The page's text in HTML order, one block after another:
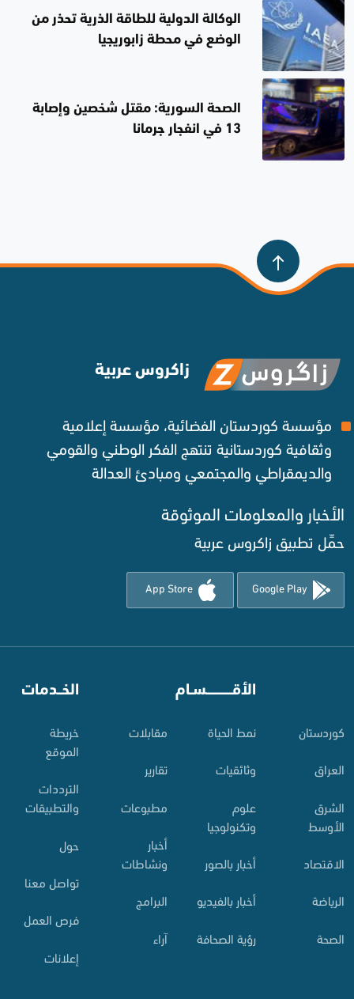
الوكالة الدولية للطاقة الذرية تحذر من
الوضع في محطة زابوريجيا
الصحة السورية: مقتل شخصين وإصابة
13 في انفجار جرمانا
زاكروس عربية
مؤسسة كوردستان الفضائية، مؤسسة إعلامية
وثقافية كوردستانية تنتهج الفكر الوطني والقومي
والديمقراطي والمجتمعي ومبادئ العدالة ‌
الأخبار والمعلومات الموثوقة‌
حمِّل تطبيق زاكروس عربية
Google Play
App Store
کوردستان
العراق
الشرق
الأوسط
الاقتصاد
الرياضة
الصحة
الأقـــــــــــسـام
نمط الحياة
وثائقيات
علوم
وتكنولوجيا
أخبار بالصور
أخبار بالفيديو
رؤية الصحافة
مقابلات
تقارير
مطبوعات
أخبار
ونشاطات
البرامج
آراء
الخــدمات
خريطة
الموقع
الترددات
والتطبيقات
حول
تواصل معنا
فرص العمل
إعلانات